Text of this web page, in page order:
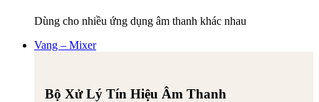
Dùng cho nhiều ứng dụng âm thanh khác nhau
Vang – Mixer
Bộ Xử Lý Tín Hiệu Âm Thanh